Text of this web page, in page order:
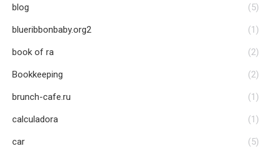
blog (5)
blueribbonbaby.org2 (1)
book of ra (2)
Bookkeeping (2)
brunch-cafe.ru (1)
calculadora (1)
car (5)